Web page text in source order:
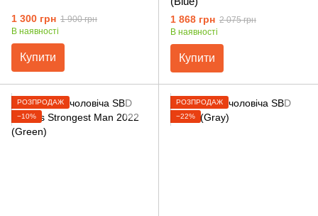
1 300 грн 1 900 грн
В наявності
Купити
1 868 грн 2 075 грн
В наявності
Купити
РОЗПРОДАЖ
−10%
РОЗПРОДАЖ
−22%